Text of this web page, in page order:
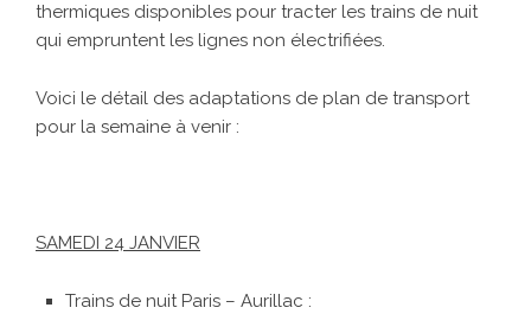
thermiques disponibles pour tracter les trains de nuit
qui empruntent les lignes non électrifiées.
Voici le détail des adaptations de plan de transport
pour la semaine à venir :
SAMEDI 24 JANVIER
Trains de nuit Paris – Aurillac :